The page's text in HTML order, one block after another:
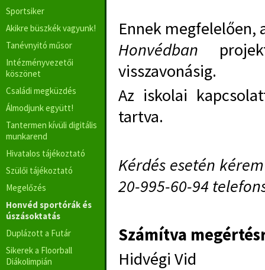
Sportsiker
Akikre büszkék vagyunk!
Tanévnyitó műsor
Intézményvezetői
köszönet
Családi megküzdés
Álmodjunk együtt!
Tantermen kívüli digitális
munkarend
Hivatalos tájékoztató
Szülői tájékoztató
Megelőzés
Honvéd sportórák és
úszásoktatás
Duplázott a Futár
Sikerek a Floorball
Diákolimpián
Ennek
Honvédban
visszavonásig.
Az iskolai
tartva.
Kérdés esetén
20-995-60-94
Számítva
Hidvégi Vid